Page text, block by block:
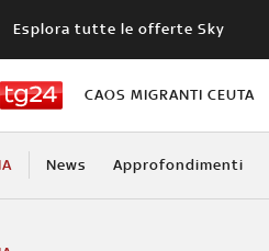
Esplora tutte le offerte Sky
CAOS MIGRANTI CEUTA
News Approfondimenti